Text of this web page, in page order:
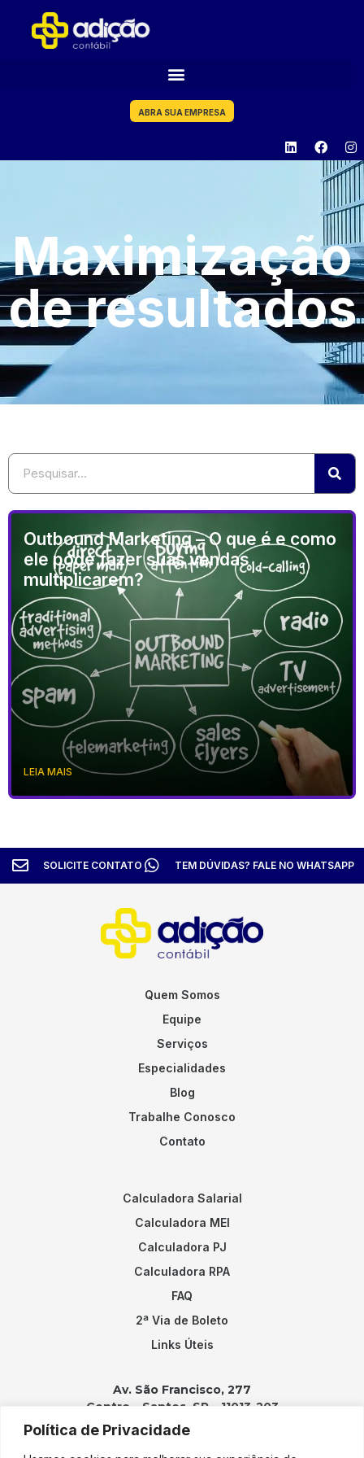
Política de Privacidade
ABRA SUA EMPRESA
Maximização
de resultados
Outbound Marketing – O que é e como
ele pode fazer suas vendas
multiplicarem?
LEIA MAIS
SOLICITE CONTATO TEM DÚVIDAS? FALE NO WHATSAPP
Quem Somos
Equipe
Serviços
Especialidades
Blog
Trabalhe Conosco
Contato
Calculadora Salarial
Calculadora MEI
Calculadora PJ
Calculadora RPA
FAQ
2ª Via de Boleto
Links Úteis
Av. São Francisco, 277
Centro – Santos, SP – 11013-203
Contatos: